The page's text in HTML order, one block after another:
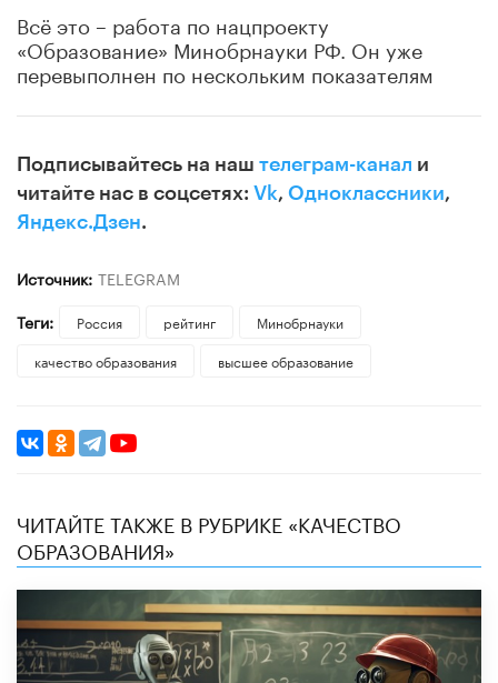
Всё это – работа по нацпроекту
«Образование» Минобрнауки РФ. Он уже
перевыполнен по нескольким показателям
Подписывайтесь на наш телеграм-канал и
читайте нас в соцсетях: Vk, Одноклассники,
Яндекс.Дзен.
Источник: TELEGRAM
Теги:
Россия рейтинг
Минобрнауки
качество образования
высшее образование
ЧИТАЙТЕ ТАКЖЕ В РУБРИКЕ «КАЧЕСТВО
ОБРАЗОВАНИЯ»